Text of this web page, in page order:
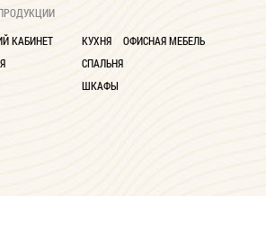
КАБИНЕТ
КУХНЯ
СПАЛЬНЯ
ШКАФЫ
ОФИСНАЯ МЕБЕЛЬ